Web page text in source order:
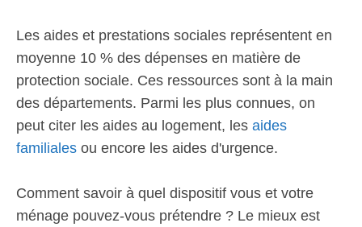
Les aides et prestations sociales représentent en
moyenne 10 % des dépenses en matière de
protection sociale. Ces ressources sont à la main
des départements. Parmi les plus connues, on
peut citer les aides au logement, les aides
familiales ou encore les aides d'urgence.
Comment savoir à quel dispositif vous et votre
ménage pouvez-vous prétendre ? Le mieux est